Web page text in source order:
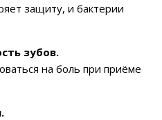
защиту, и бактерии
зубов.
на боль при приёме